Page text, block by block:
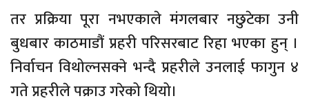
तर प्रक्रिया पूरा नभएकाले मंगलबार नछुटेका उनी
बुधबार काठमाडौं प्रहरी परिसरबाट रिहा भएका हुन् ।
निर्वाचन विथोल्नसक्ने भन्दै प्रहरीले उनलाई फागुन ४
गते प्रहरीले पक्राउ गरेको थियो।